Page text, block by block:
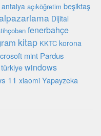
antalya açıköğretim beşiktaş
Dijital
fenerbahçe
kitap KKTC korona
mint Pardus
türkiyewindows
11 xiaomi Yapayzeka